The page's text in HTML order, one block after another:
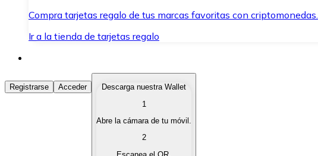
Compra tarjetas regalo de tus marcas favoritas con criptomonedas.
Ir a la tienda de tarjetas regalo
Comprar Criptomonedas
Compra criptomonedas con diferentes métodos de pago.
Vende tus criptomonedas de forma rápida y segura.
Registrarse Acceder
Descarga nuestra Wallet
1
Abre la cámara de tu móvil.
2